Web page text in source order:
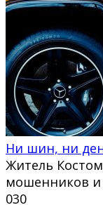
Ни шин, ни
Житель
мошенников и
030